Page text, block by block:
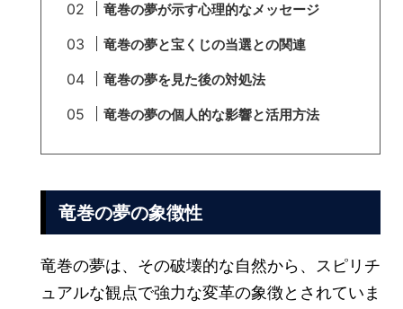
竜巻の夢が示す心理的なメッセージ
竜巻の夢と宝くじの当選との関連
竜巻の夢を見た後の対処法
竜巻の夢の個人的な影響と活用方法
竜巻の夢の象徴性
竜巻の夢は、その破壊的な自然から、スピリチ
ュアルな観点で強力な変革の象徴とされていま